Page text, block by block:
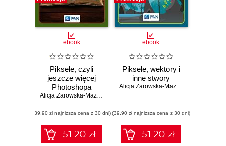
ebook
Piksele, czyli
jeszcze więcej
Photoshopa
Alicja Żarowska-Mazur,
(39,90 zł najniższa cena z 30 dni)
51.20 zł
ebook
Piksele, wektory i
inne stwory
Alicja Żarowska-Mazur,
(39,90 zł najniższa cena z 30 dni)
51.20 zł